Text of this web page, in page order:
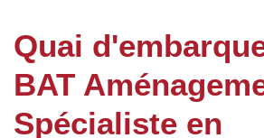
Quai
BAT
Spécialiste en